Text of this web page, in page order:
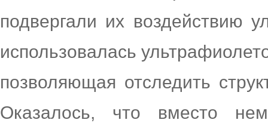
подвергали их воздействию
использовалась
позволяющая отследить
Оказалось, что вместо